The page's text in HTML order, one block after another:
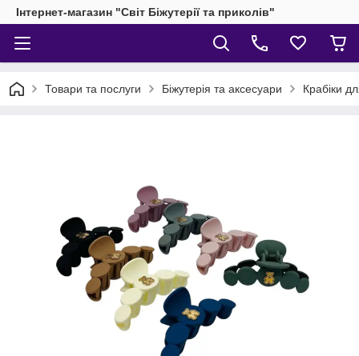
Інтернет-магазин "Світ Біжутерії та приколів"
Товари та послуги Біжутерія та аксесуари Крабіки